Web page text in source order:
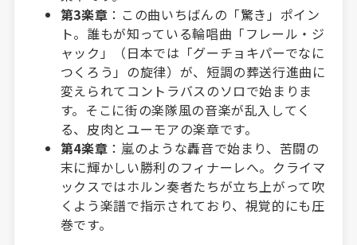
第3楽章 ：この曲いちばんの「驚き」ポイン
ト。誰もが知っている輪唱曲「フレール・ジ
ャック」（日本では「グーチョキパーでなに
つくろう」の旋律）が、短調の葬送行進曲に
変えられてコントラバスのソロで始まりま
す。そこに街の楽隊風の音楽が乱入してく
る、皮肉とユーモアの楽章です。
第4楽章 ：嵐のような轟音で始まり、苦闘の
末に輝かしい勝利のフィナーレへ。クライマ
ックスではホルン奏者たちが立ち上がって吹
くよう楽譜で指示されており、視覚的にも圧
巻です。